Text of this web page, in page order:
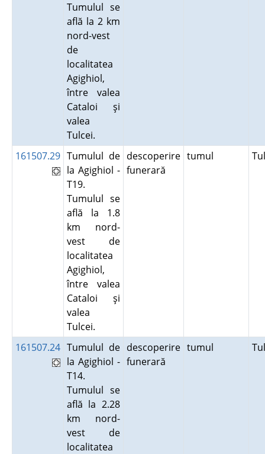
Tumulul se
află la 2 km
nord-vest
de
localitatea
Agighiol,
între valea
Cataloi şi
valea
Tulcei.
161507.29 Tumulul de
la Agighiol -
T19.
Tumulul se
află la 1.8
km nord-
vest de
localitatea
Agighiol,
între valea
Cataloi şi
valea
Tulcei.
descoperire
funerară
tumul
161507.24 Tumulul de
la Agighiol -
T14.
Tumulul se
află la 2.28
km nord-
vest de
localitatea
descoperire
funerară
tumul